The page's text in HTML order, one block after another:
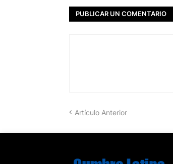
PUBLICAR UN COMENTARIO
Artículo Anterior